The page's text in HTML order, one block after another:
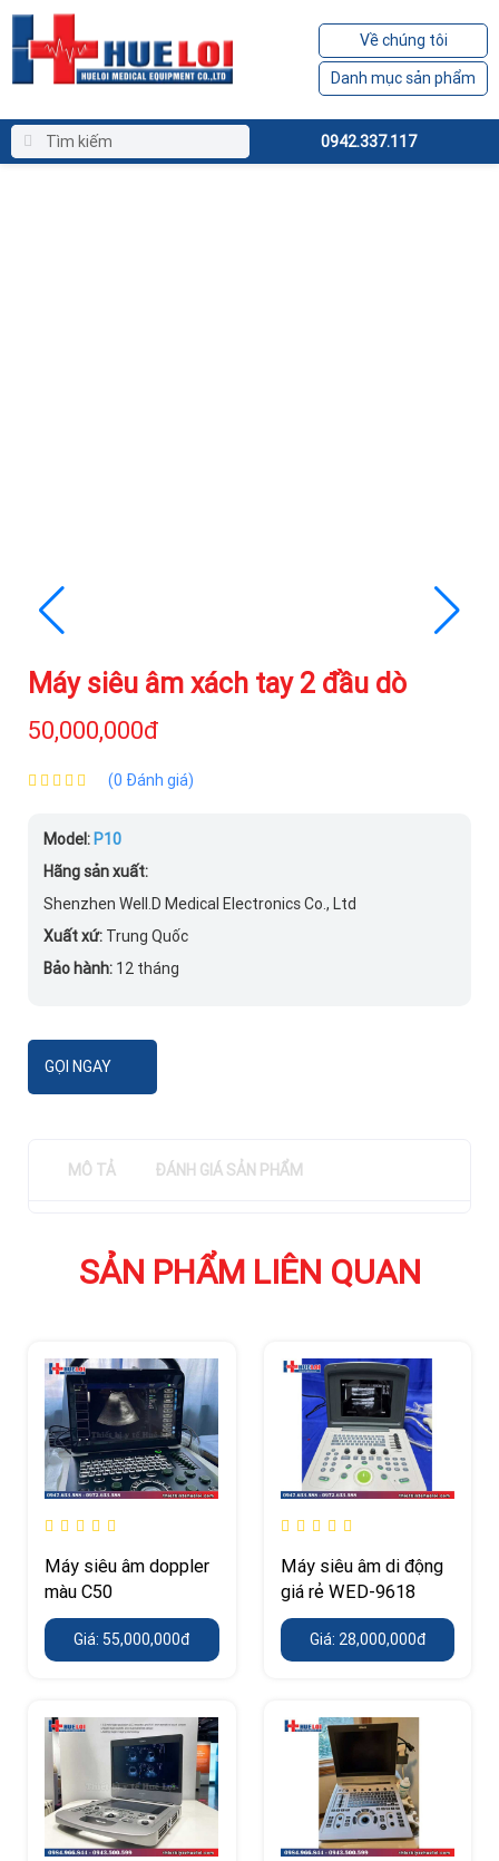
Về chúng tôi
Danh mục sản phẩm
0942.337.117
Máy siêu âm xách tay 2 đầu dò
50,000,000đ
(0 Đánh giá)
Model: P10
Hãng sản xuất:
Shenzhen Well.D Medical Electronics Co., Ltd
Xuất xứ: Trung Quốc
Bảo hành: 12 tháng
GỌI NGAY
MÔ TẢ ĐÁNH GIÁ SẢN PHẨM
SẢN PHẨM LIÊN QUAN
Máy siêu âm doppler
màu C50
Giá: 55,000,000đ
Máy siêu âm di động
giá rẻ WED-9618
Giá: 28,000,000đ